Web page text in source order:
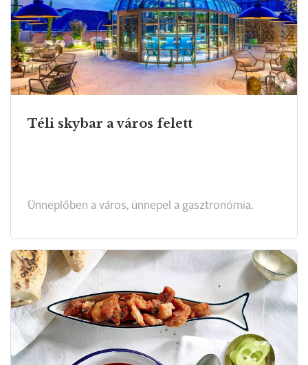
Téli skybar a város felett
Ünneplőben a város, ünnepel a gasztronómia.